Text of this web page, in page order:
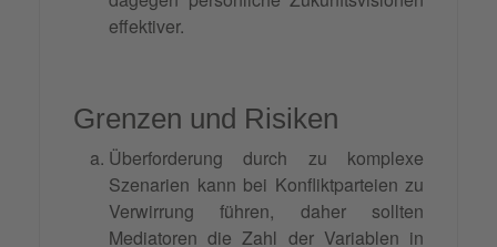
effektiver.
Grenzen und Risiken
Überforderung durch zu komplexe
Szenarien kann bei Konfliktparteien zu
Verwirrung führen, daher sollten
Mediatoren die Zahl der Variablen in